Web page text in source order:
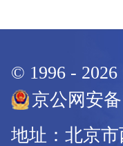
© 1996 - 2026
京公网安
地址：北京市